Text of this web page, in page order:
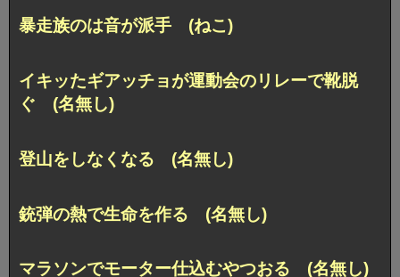
暴走族のは音が派手 (ねこ)
イキッたギアッチョが運動会のリレーで靴脱
ぐ (名無し)
登山をしなくなる (名無し)
銃弾の熱で生命を作る (名無し)
マラソンでモーター仕込むやつおる (名無し)